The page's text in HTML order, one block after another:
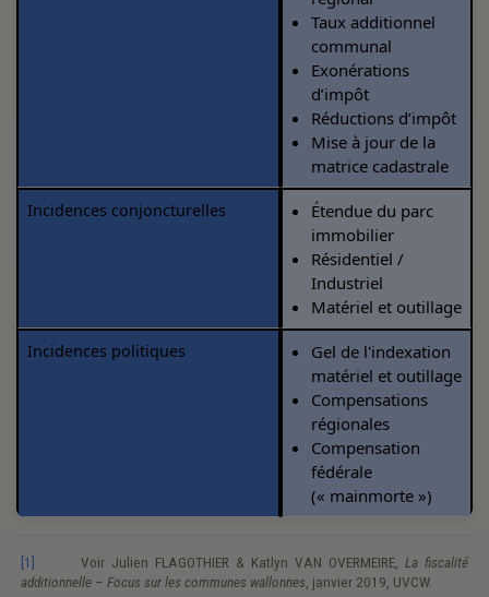
Taux additionnel
communal
Exonérations
d’impôt
Réductions d’impôt
Mise à jour de la
matrice cadastrale
Incidences conjoncturelles
Étendue du parc
immobilier
Résidentiel /
Industriel
Matériel et outillage
Incidences politiques
Gel de l'indexation
matériel et outillage
Compensations
régionales
Compensation
fédérale
(« mainmorte »)
[1] Voir Julien FLAGOTHIER & Katlyn VAN OVERMEIRE, La fiscalité
additionnelle – Focus sur les communes wallonnes, janvier 2019, UVCW.